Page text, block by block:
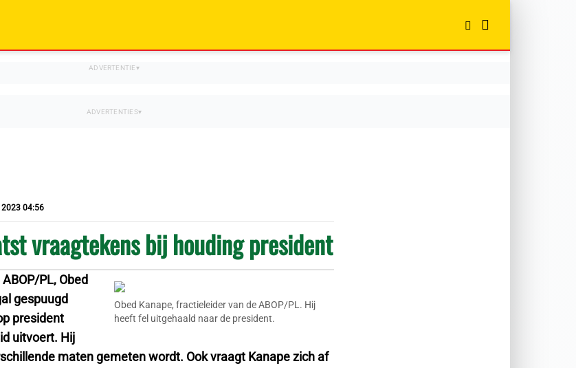
2023 04:56
vraagtekens bij houding president
Obed Kanape, fractieleider van de ABOP/PL. Hij
heeft fel uitgehaald naar de president.
PL, Obed
gespuugd
president
uitvoert. Hij
maten gemeten wordt. Ook vraagt Kanape zich af